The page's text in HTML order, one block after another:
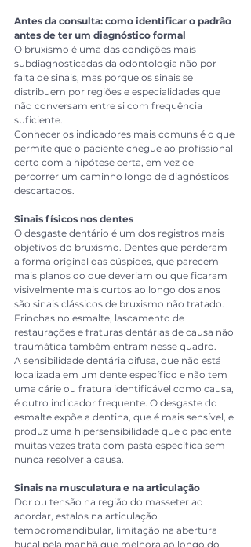
Antes da consulta: como identificar o padrão
antes de ter um diagnóstico formal
O bruxismo é uma das condições mais
subdiagnosticadas da odontologia não por
falta de sinais, mas porque os sinais se
distribuem por regiões e especialidades que
não conversam entre si com frequência
suficiente.
Conhecer os indicadores mais comuns é o que
permite que o paciente chegue ao profissional
certo com a hipótese certa, em vez de
percorrer um caminho longo de diagnósticos
descartados.
Sinais físicos nos dentes
O desgaste dentário é um dos registros mais
objetivos do bruxismo. Dentes que perderam
a forma original das cúspides, que parecem
mais planos do que deveriam ou que ficaram
visivelmente mais curtos ao longo dos anos
são sinais clássicos de bruxismo não tratado.
Frinchas no esmalte, lascamento de
restaurações e fraturas dentárias de causa não
traumática também entram nesse quadro.
A sensibilidade dentária difusa, que não está
localizada em um dente específico e não tem
uma cárie ou fratura identificável como causa,
é outro indicador frequente. O desgaste do
esmalte expõe a dentina, que é mais sensível, e
produz uma hipersensibilidade que o paciente
muitas vezes trata com pasta específica sem
nunca resolver a causa.
Sinais na musculatura e na articulação
Dor ou tensão na região do masseter ao
acordar, estalos na articulação
temporomandibular, limitação na abertura
bucal pela manhã que melhora ao longo do